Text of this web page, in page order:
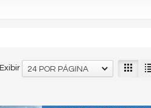
Exibir 24 POR PÁGINA